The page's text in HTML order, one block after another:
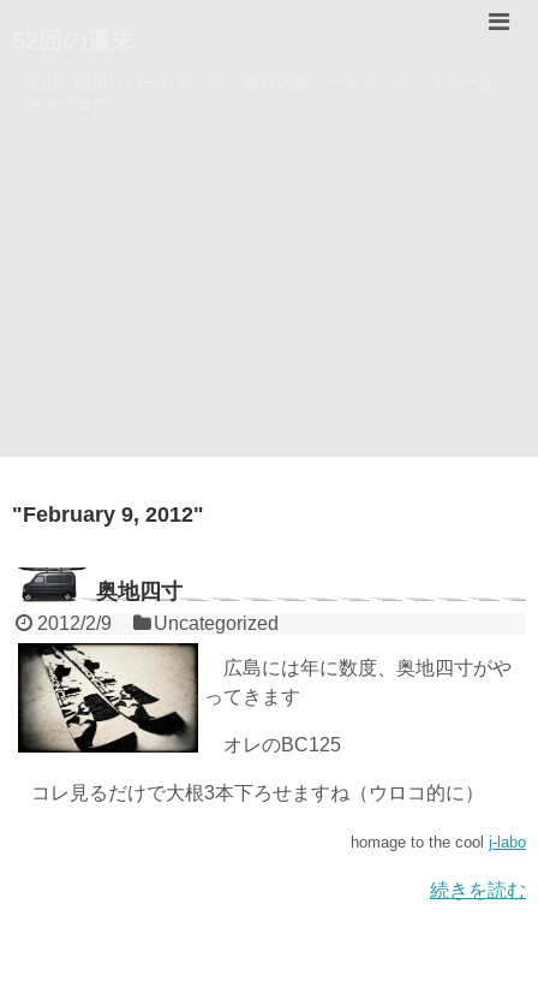
"February 9, 2012"
奥地四寸
2012/2/9 Uncategorized
広島には年に数度、奥地四寸がや
ってきます
オレのBC125
コレ見るだけで大根3本下ろせますね（ウロコ的に）
homage to the cool j-labo
続きを読む